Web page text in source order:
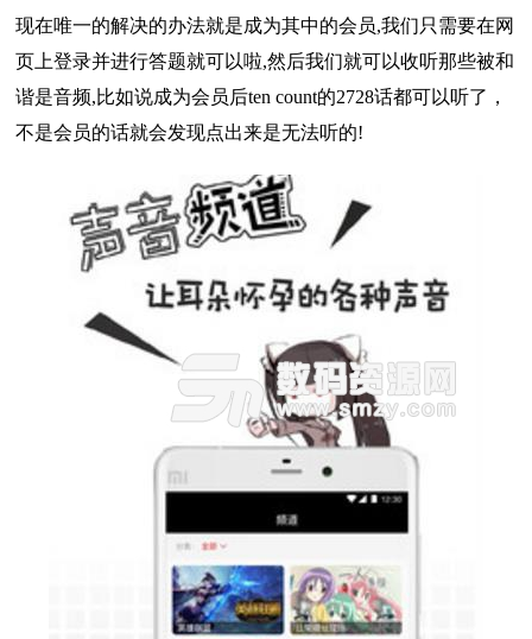
现在唯一的解决的办法就是成为其中的会员,我们只需要在网
页上登录并进行答题就可以啦,然后我们就可以收听那些被和
谐是音频,比如说成为会员后ten count的2728话都可以听了，
不是会员的话就会发现点出来是无法听的!